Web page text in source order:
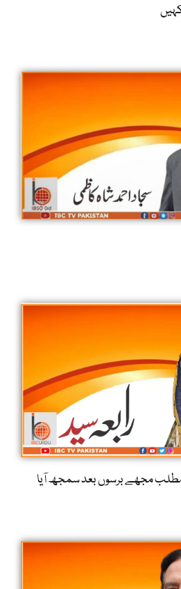
مطلب مجھے برسوں بعد سمجھ آیا